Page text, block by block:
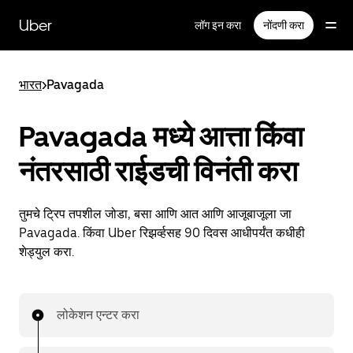
सामग्रीवरUber लॉग इन करा नोंदणी करा
भारत>Pavagada
Pavagada मध्ये आत्ता किंवा
नंतरसाठी राईडची विनंती करा
तुमचे ट्रिप तपशील जोडा, बसा आणि आत आणि आजूबाजूला जा
Pavagada. किंवा Uber रिझर्व्हसह 90 दिवस आधीपर्यंत कधीही
शेड्युल करा.
लोकेशन एन्टर करा